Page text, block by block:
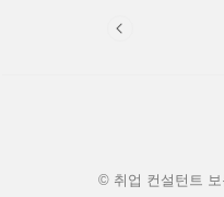
는 하지
© 취업 컨설턴트